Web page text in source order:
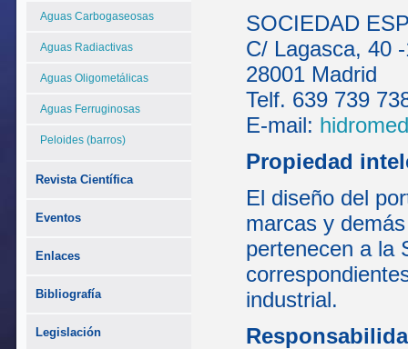
Aguas Carbogaseosas
Aguas Radiactivas
Aguas Oligometálicas
Aguas Ferruginosas
Peloides (barros)
Revista Científica
Eventos
Enlaces
Bibliografía
Legislación
SOCIEDAD
C/ Lagasca, 40
28001 Madrid
Telf. 639 739
E-mail:
Propiedad
El diseño del
marcas y
pertenecen a la
industrial.